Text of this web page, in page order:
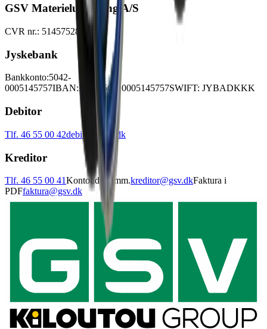
GSV Materieludlejning A/S
CVR nr.: 51457528
Jyskebank
Bankkonto:5042-
0005145757IBAN:DK3450420005145757SWIFT: JYBADKKK
Debitor
Tlf. 46 55 00 42debitor@gsv.dk
Kreditor
Tlf. 46 55 00 41Kontoudtog mm.kreditor@gsv.dkFaktura i
PDFfaktura@gsv.dk